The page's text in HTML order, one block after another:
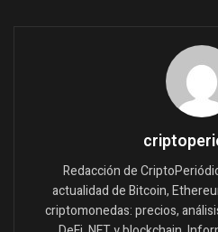
Redacción de
actualidad de Bitcoin,
criptomonedas: precios,